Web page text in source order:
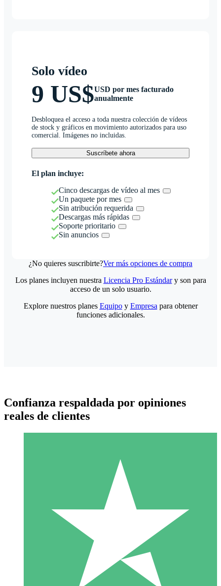
Solo vídeo
9 US$USD por mes facturado
anualmente
Desbloquea el acceso a toda nuestra colección de vídeos
de stock y gráficos en movimiento autorizados para uso
comercial. Imágenes no incluidas.
Suscríbete ahora
El plan incluye:
Cinco descargas de vídeo al mes
Un paquete por mes
Sin atribución requerida
Descargas más rápidas
Soporte prioritario
Sin anuncios
¿No quieres suscribirte?Ver más opciones de compra
Paquetes de Créditos Individuales
Paga según el uso con créditos de descarga. Sin compromiso
10 00
Los planes incluyen nuestra Licencia Pro Estándary son para
acceso de un solo usuario.
Explore nuestros planes Equipoy Empresa para obtener
funciones adicionales.
Confianza respaldada por opiniones
reales de clientes